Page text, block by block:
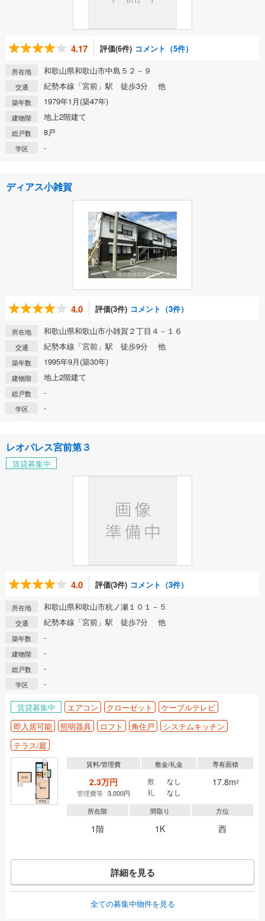
4.17 評価(6件) コメント（5件）
所在地 和歌山県和歌山市中島５２－９
交通 紀勢本線「宮前」駅 徒歩3分 他
築年数 1979年1月(築47年)
建物階 地上2階建て
総戸数 8戸
学区 -
ディアス小雑賀
4.0 評価(3件) コメント（3件）
所在地 和歌山県和歌山市小雑賀２丁目４－１６
交通 紀勢本線「宮前」駅 徒歩9分 他
築年数 1995年9月(築30年)
建物階 地上2階建て
総戸数 -
学区 -
レオパレス宮前第３
賃貸募集中
4.0 評価(3件) コメント（3件）
所在地 和歌山県和歌山市杭ノ瀬１０１－５
交通 紀勢本線「宮前」駅 徒歩7分 他
築年数 -
建物階 -
総戸数 -
学区 -
賃貸募集中 エアコン クローゼット
ケーブルテレビ
即入居可能
照明器具 ロフト 角住戸
システムキッチン
テラス/庭
賃料/管理費
2.3万円
管理費等 3,000円
敷金/礼金
敷
なし
礼
なし
専有面積
17.8m2
所在階
1階
間取り
1K
方位
西
詳細を見る
全ての募集中物件を見る